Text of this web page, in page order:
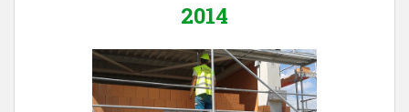
2014